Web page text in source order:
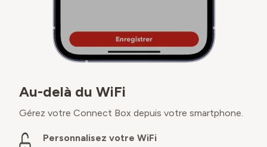
Au-delà du WiFi
Gérez votre Connect Box depuis votre smartphone.
Personnalisez votre WiFi